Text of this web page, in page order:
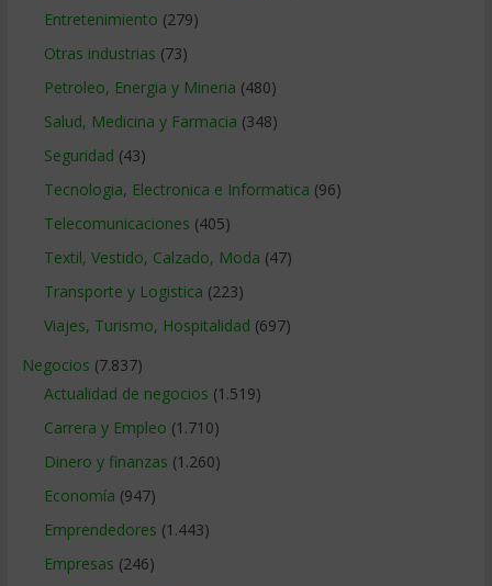
Entretenimiento (279)
Otras industrias (73)
Petroleo, Energia y Mineria (480)
Salud, Medicina y Farmacia (348)
Seguridad (43)
Tecnologia, Electronica e Informatica (96)
Telecomunicaciones (405)
Textil, Vestido, Calzado, Moda (47)
Transporte y Logistica (223)
Viajes, Turismo, Hospitalidad (697)
Negocios (7.837)
Actualidad de negocios (1.519)
Carrera y Empleo (1.710)
Dinero y finanzas (1.260)
Economía (947)
Emprendedores (1.443)
Empresas (246)